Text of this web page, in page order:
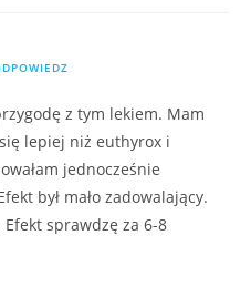
z tym lekiem. Mam
lepiej niż euthyrox i
jednocześnie
był mało zadowalający.
sprawdzę za 6-8